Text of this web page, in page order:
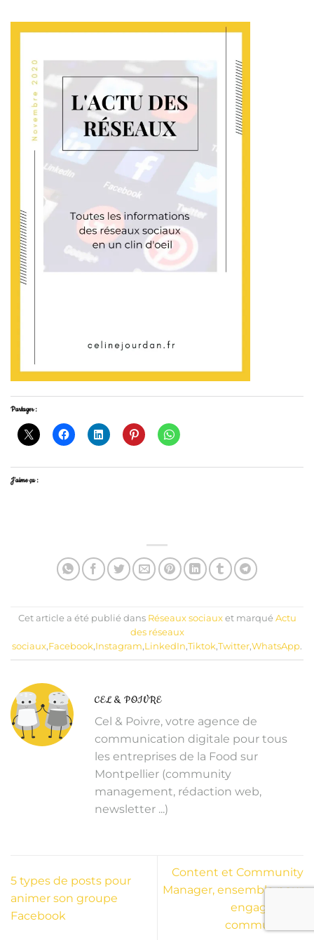
Partager :
J’aime ça :
Cet article a été publié dans Réseaux sociauxet marqué Actu
des réseaux
sociaux,Facebook,Instagram,LinkedIn,Tiktok,Twitter,WhatsApp.
CEL & POIVRE
Cel & Poivre, votre agence de
communication digitale pour tous
les entreprises de la Food sur
Montpellier (community
management, rédaction web,
newsletter ...)
5 types de posts pour
animer son groupe
Facebook
Content et Community
Manager, ensemble pour
engager une
communauté